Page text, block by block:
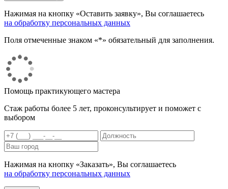
Нажимая на кнопку «Оставить заявку», Вы соглашаетесь
на обработку персональных данных
Поля отмеченные знаком «*» обязательный для заполнения.
Помощь практикующего мастера
Стаж работы более 5 лет, проконсультирует и поможет с
выбором
Нажимая на кнопку «Заказать», Вы соглашаетесь
на обработку персональных данных